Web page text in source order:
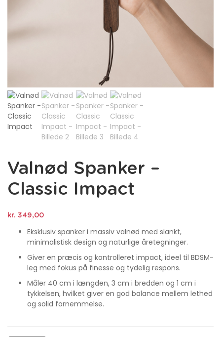
Valnød Spanker –
Classic Impact
kr. 349,00
Eksklusiv spanker i massiv valnød med slankt,
minimalistisk design og naturlige åretegninger.
Giver en præcis og kontrolleret impact, ideel til BDSM-
leg med fokus på finesse og tydelig respons.
Måler 40 cm i længden, 3 cm i bredden og 1 cm i
tykkelsen, hvilket giver en god balance mellem lethed
og solid fornemmelse.